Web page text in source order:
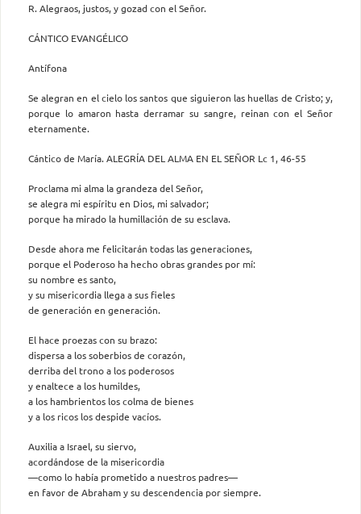
R. Alegraos, justos, y gozad con el Señor.
CÁNTICO EVANGÉLICO
Antífona
Se alegran en el cielo los santos que siguieron las huellas de Cristo; y,
porque lo amaron hasta derramar su sangre, reinan con el Señor
eternamente.
Cántico de María. ALEGRÍA DEL ALMA EN EL SEÑOR Lc 1, 46-55
Proclama mi alma la grandeza del Señor,
se alegra mi espíritu en Dios, mi salvador;
porque ha mirado la humillación de su esclava.
Desde ahora me felicitarán todas las generaciones,
porque el Poderoso ha hecho obras grandes por mí:
su nombre es santo,
y su misericordia llega a sus fieles
de generación en generación.
El hace proezas con su brazo:
dispersa a los soberbios de corazón,
derriba del trono a los poderosos
y enaltece a los humildes,
a los hambrientos los colma de bienes
y a los ricos los despide vacíos.
Auxilia a Israel, su siervo,
acordándose de la misericordia
—como lo había prometido a nuestros padres—
en favor de Abraham y su descendencia por siempre.